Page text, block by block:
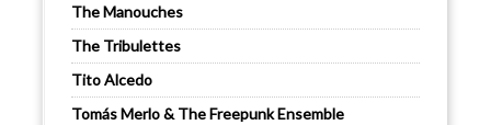
The Manouches
The Tribulettes
Tito Alcedo
Tomás Merlo & The Freepunk Ensemble